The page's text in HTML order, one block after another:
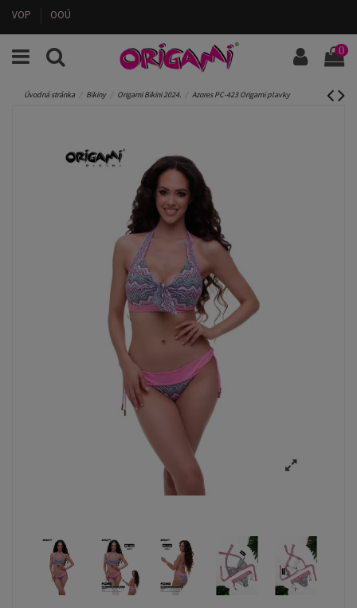
VOP OOÚ
0
Úvodná stránka Bikiny Origami Bikini 2024. Azores PC-423 Origami plavky